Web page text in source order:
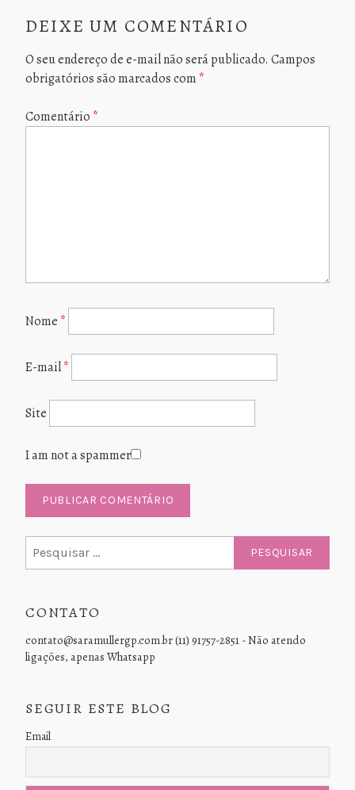
DEIXE UM COMENTÁRIO
O seu endereço de e-mail não será publicado. Campos
obrigatórios são marcados com *
Comentário *
Nome *
E-mail*
Site
I am not a spammer
por:
CONTATO
contato@saramullergp.com.br (11) 91757-2851 - Não atendo
ligações, apenas Whatsapp
SEGUIR ESTE BLOG
Email